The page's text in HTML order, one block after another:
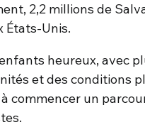
2,2 millions de
États-Unis.
heureux, avec
et des conditions
commencer un